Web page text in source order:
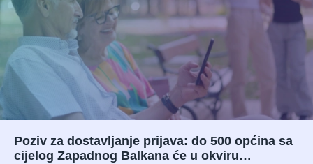
Poziv za dostavljanje prijava: do 500 općina sa
cijelog Zapadnog Balkana će u okviru…